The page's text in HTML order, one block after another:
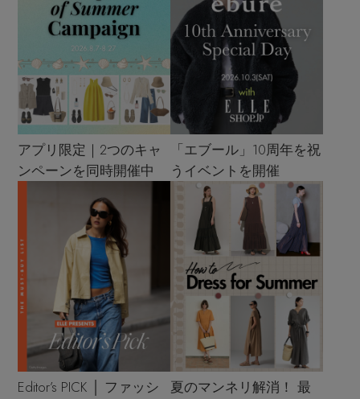
アプリ限定｜2つのキャ
ンペーンを同時開催中
「エブール」10周年を祝
うイベントを開催
Editor’s PICK │ ファッシ
夏のマンネリ解消！ 最